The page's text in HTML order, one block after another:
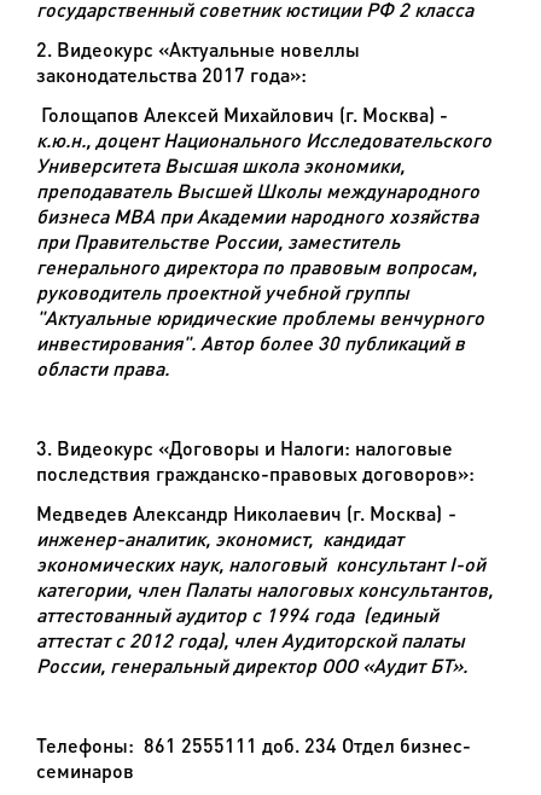
государственный советник юстиции РФ 2 класса
2. Видеокурс «Актуальные новеллы
законодательства 2017 года»:
Голощапов Алексей Михайлович (г. Москва) -
к.ю.н., доцент Национального Исследовательского
Университета Высшая школа экономики,
преподаватель Высшей Школы международного
бизнеса MBA при Академии народного хозяйства
при Правительстве России, заместитель
генерального директора по правовым вопросам,
руководитель проектной учебной группы
"Актуальные юридические проблемы венчурного
инвестирования". Автор более 30 публикаций в
области права.
3. Видеокурс «Договоры и Налоги: налоговые
последствия гражданско-правовых договоров»:
Медведев Александр Николаевич (г. Москва) -
инженер-аналитик, экономист, кандидат
экономических наук, налоговый консультантI-ой
категории, член Палаты налоговых консультантов,
аттестованный аудитор с 1994 года (единый
аттестат с 2012 года), член Аудиторской палаты
России, генеральный директор ООО «Аудит БТ».
Телефоны: 861 2555111 доб. 234 Отдел бизнес-
семинаров